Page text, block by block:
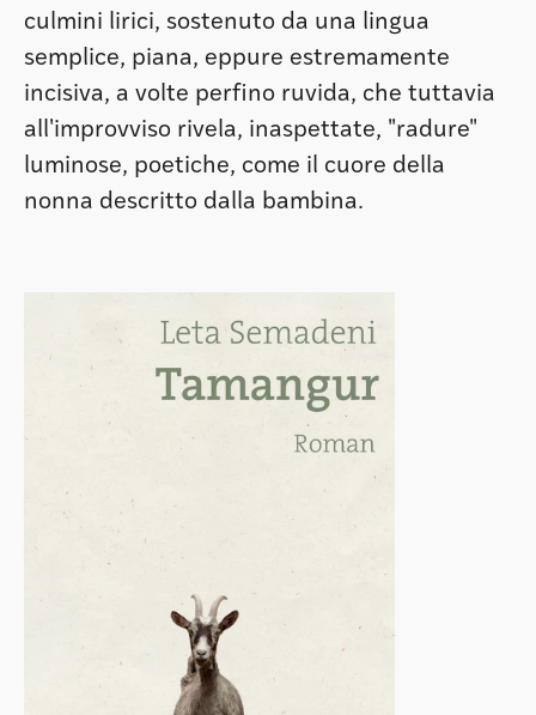
culmini lirici, sostenuto da una lingua
semplice, piana, eppure estremamente
incisiva, a volte perfino ruvida, che tuttavia
all'improvviso rivela, inaspettate, "radure"
luminose, poetiche, come il cuore della
nonna descritto dalla bambina.